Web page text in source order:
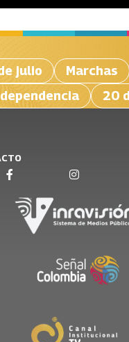
julio
Marchas
20